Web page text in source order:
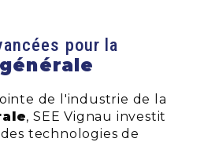
pour la
de l'industrie de la
, SEE Vignau investit
technologies de